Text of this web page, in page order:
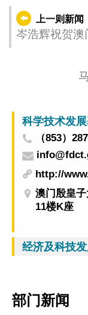
上一则新闻
岑浩辉祝贺澳
科学技术发
（853）
http://
澳门殷皇
11楼K座
经济及科技
部门新闻